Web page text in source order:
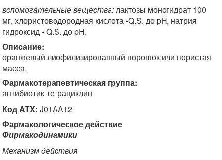
вспомогательные вещества:лактозы моногидрат 100
мг, хлористоводородная кислота -Q.S. до pH, натрия
гидроксид - Q.S. до pH.
Описание:
оранжевый лиофилизированный порошок или пористая
масса.
Фармакотерапевтическая группа:
антибиотик-тетрациклин
Код ATX: J01AA12
Фармакологическое действие
Фирмакодинамики
Механизм действия